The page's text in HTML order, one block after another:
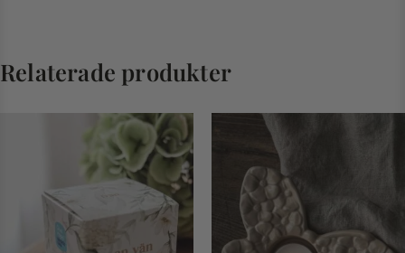
Relaterade produkter